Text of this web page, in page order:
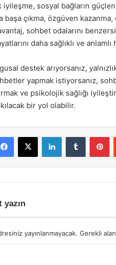
sosyal bağların
başa çıkma, özgüven
sohbet odalarını
daha sağlıklı ve
destek arıyorsanız,
yapmak istiyorsanız,
ve psikolojik sağlığı
bir yol olabilir.
Facebook
X LinkedInTumblr
yazın
yayınlanmayacak. Gerekli